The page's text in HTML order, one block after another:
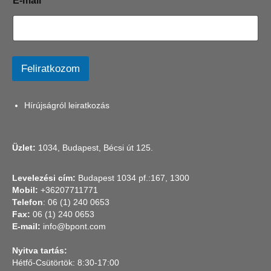
-
m
i
N
v
Feliratkozom
Hírújságról leiratkozás
Üzlet: 1034, Budapest, Bécsi út 125.
Levelezési cím: Budapest 1034 pf.:167, 1300
Mobil: +36207711771
Telefon: 06 (1) 240 0653
Fax: 06 (1) 240 0653
E-mail: info@bpont.com
Nyitva tartás:
Hétfő-Csütörtök: 8:30-17:00